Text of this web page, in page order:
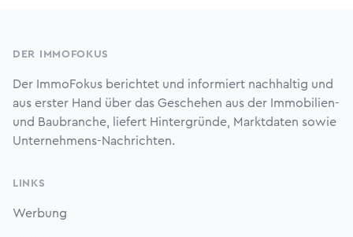
DER IMMOFOKUS
Der ImmoFokus berichtet und informiert nachhaltig und
aus erster Hand über das Geschehen aus der Immobilien-
und Baubranche, liefert Hintergründe, Marktdaten sowie
Unternehmens-Nachrichten.
LINKS
Werbung